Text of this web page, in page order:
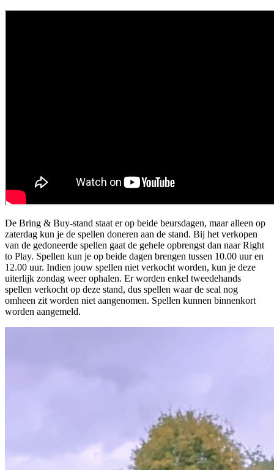
De Bring & Buy-stand staat er op beide beursdagen, maar alleen op
zaterdag kun je de spellen doneren aan de stand. Bij het verkopen
van de gedoneerde spellen gaat de gehele opbrengst dan naar Right
to Play. Spellen kun je op beide dagen brengen tussen 10.00 uur en
12.00 uur. Indien jouw spellen niet verkocht worden, kun je deze
uiterlijk zondag weer ophalen. Er worden enkel tweedehands
spellen verkocht op deze stand, dus spellen waar de seal nog
omheen zit worden niet aangenomen. Spellen kunnen binnenkort
worden aangemeld.